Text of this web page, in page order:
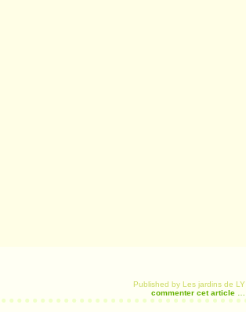
Published by Les jardins de LY
commenter cet article